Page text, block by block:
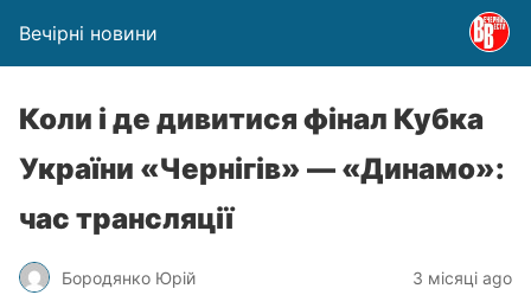
Вечірні новини
Коли і де дивитися фінал Кубка
України «Чернігів» — «Динамо»:
час трансляції
Бородянко Юрій 3 місяці ago